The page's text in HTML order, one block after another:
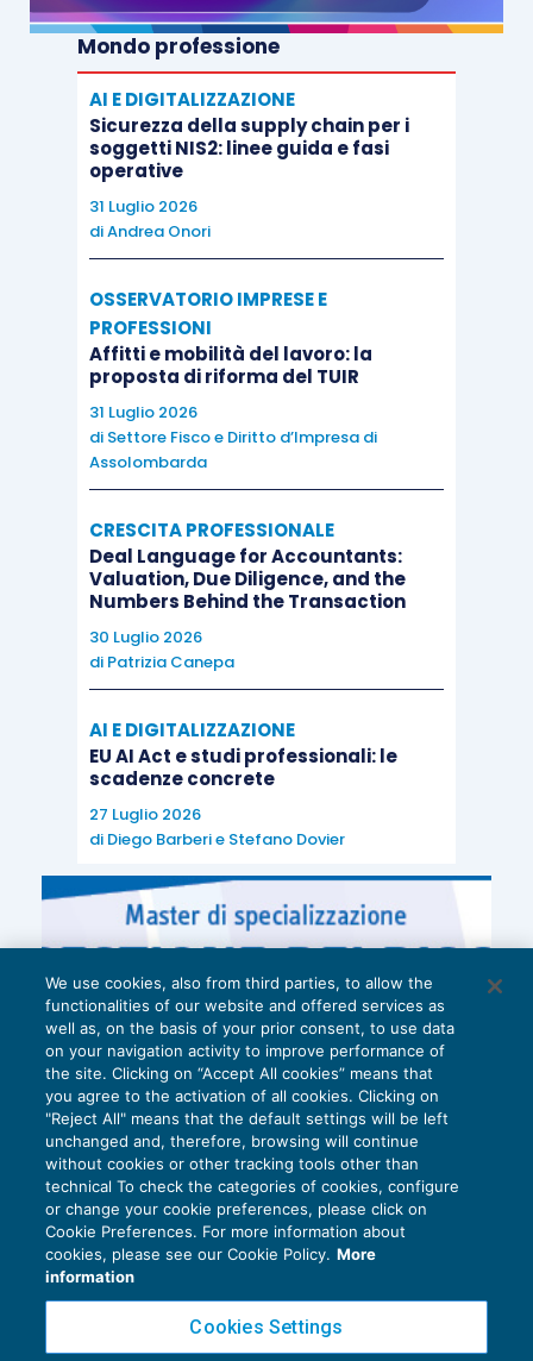
Mondo professione
AI E DIGITALIZZAZIONE
Sicurezza della supply chain per i
soggetti NIS2: linee guida e fasi
operative
31 Luglio 2026
diAndrea Onori
OSSERVATORIO IMPRESE E
PROFESSIONI
Affitti e mobilità del lavoro: la
proposta di riforma del TUIR
31 Luglio 2026
di Settore Fisco e Diritto d’Impresa di
Assolombarda
CRESCITA PROFESSIONALE
Deal Language for Accountants:
Valuation, Due Diligence, and the
Numbers Behind the Transaction
30 Luglio 2026
di Patrizia Canepa
AI E DIGITALIZZAZIONE
EU AI Act e studi professionali: le
scadenze concrete
27 Luglio 2026
di Diego Barberie Stefano Dovier
Privacy Policy
Cookie Policy
We use cookies, also from third parties, to allow the
functionalities of our website and offered services as
well as, on the basis of your prior consent, to use data
on your navigation activity to improve performance of
the site. Clicking on “Accept All cookies” means that
you agree to the activation of all cookies. Clicking on
"Reject All" means that the default settings will be left
unchanged and, therefore, browsing will continue
without cookies or other tracking tools other than
technical To check the categories of cookies, configure
or change your cookie preferences, please click on
Cookie Preferences. For more information about
cookies, please see our Cookie Policy. More
information
Cookies Settings